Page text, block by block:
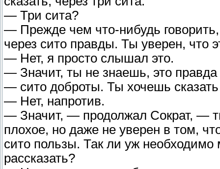
— Три сита?
— Прежде чем что-нибудь
через сито правды. Ты уверен, что
— Нет, я просто слышал это.
— Значит, ты не знаешь, это правда
— сито доброты. Ты хочешь
— Нет, напротив.
— Значит, — продолжал Сократ, —
плохое, но даже не уверен в том,
сито пользы. Так ли уж
рассказать?